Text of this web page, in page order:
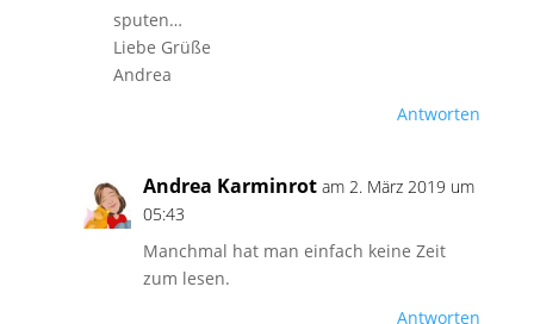
sputen…
Liebe Grüße
Andrea
Antworten
Andrea Karminrot am 2. März 2019 um
05:43
Manchmal hat man einfach keine Zeit
zum lesen.
Antworten